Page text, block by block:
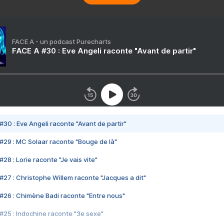
FACE A - un podcast Purecharts
FACE A #30 : Eve Angeli raconte "Avant de partir"
#30 : Eve Angeli raconte "Avant de partir"
#29 : MC Solaar raconte "Bouge de là"
#28 : Lorie raconte "Je vais vite"
#27 : Christophe Willem raconte "Jacques a dit"
#26 : Chimène Badi raconte "Entre nous"
#25 : Indochine raconte "3e sexe"